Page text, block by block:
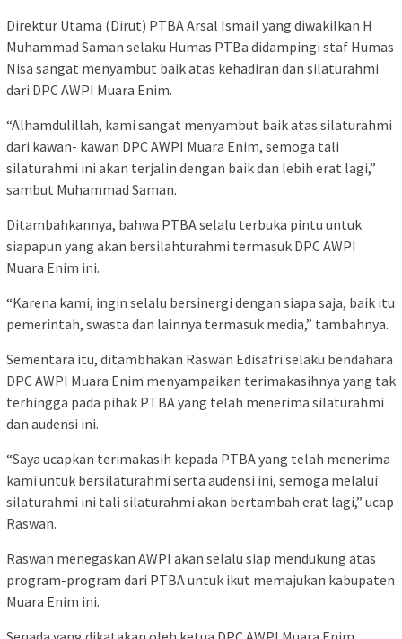
Direktur Utama (Dirut) PTBA Arsal Ismail yang diwakilkan H
Muhammad Saman selaku Humas PTBa didampingi staf Humas
Nisa sangat menyambut baik atas kehadiran dan silaturahmi
dari DPC AWPI Muara Enim.
“Alhamdulillah, kami sangat menyambut baik atas silaturahmi
dari kawan- kawan DPC AWPI Muara Enim, semoga tali
silaturahmi ini akan terjalin dengan baik dan lebih erat lagi,”
sambut Muhammad Saman.
Ditambahkannya, bahwa PTBA selalu terbuka pintu untuk
siapapun yang akan bersilahturahmi termasuk DPC AWPI
Muara Enim ini.
“Karena kami, ingin selalu bersinergi dengan siapa saja, baik itu
pemerintah, swasta dan lainnya termasuk media,” tambahnya.
Sementara itu, ditambhakan Raswan Edisafri selaku bendahara
DPC AWPI Muara Enim menyampaikan terimakasihnya yang tak
terhingga pada pihak PTBA yang telah menerima silaturahmi
dan audensi ini.
“Saya ucapkan terimakasih kepada PTBA yang telah menerima
kami untuk bersilaturahmi serta audensi ini, semoga melalui
silaturahmi ini tali silaturahmi akan bertambah erat lagi,” ucap
Raswan.
Raswan menegaskan AWPI akan selalu siap mendukung atas
program-program dari PTBA untuk ikut memajukan kabupaten
Muara Enim ini.